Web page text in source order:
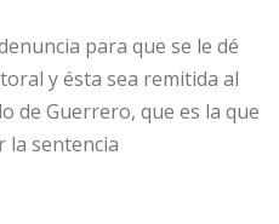
para que se le dé
y ésta sea remitida al
de Guerrero, que es la que
la sentencia